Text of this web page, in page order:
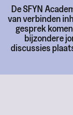
De SFYN
van verbinden
gesprek
bijzondere
discussies